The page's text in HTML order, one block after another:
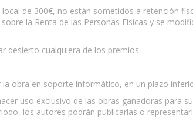
de 300€, no están sometidos a retención
la Renta de las Personas Físicas y se
desierto cualquiera de los premios.
obra en soporte informático, en un plazo
uso exclusivo de las obras ganadoras para
los autores podrán publicarlas o